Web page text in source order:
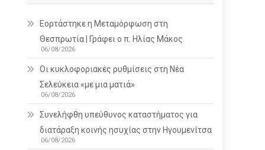
Εορτάστηκε η Μεταμόρφωση στη
Θεσπρωτία | Γράφει ο π. Ηλίας Μάκος
06/08/2026
Οι κυκλοφοριακές ρυθμίσεις στη Νέα
Σελεύκεια «με μια ματιά»
06/08/2026
Συνελήφθη υπεύθυνος καταστήματος για
διατάραξη κοινής ησυχίας στην Ηγουμενίτσα
06/08/2026